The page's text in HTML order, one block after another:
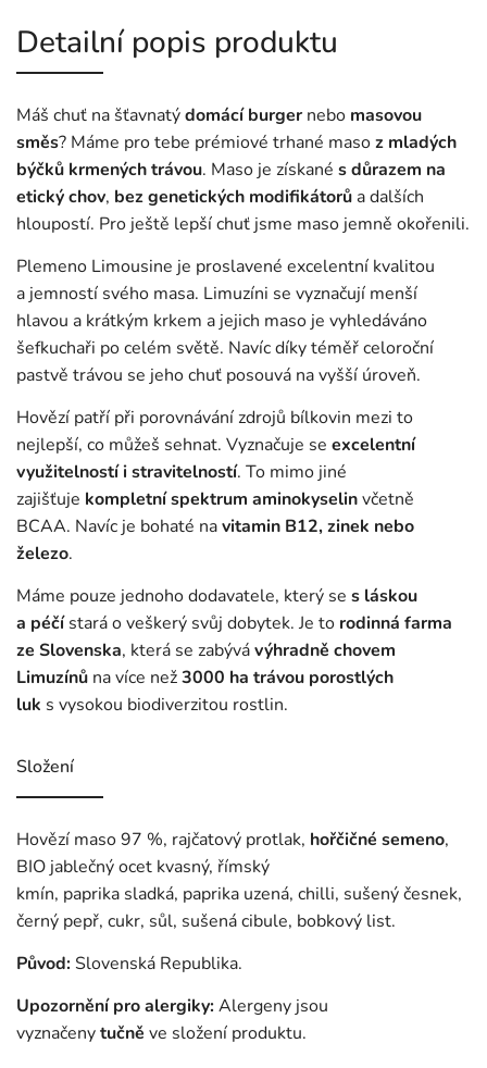
Detailní popis produktu
Máš chuť na šťavnatýdomácí burger nebo masovou
směs? Máme pro tebe prémiové trhané masoz mladých
býčků krmených trávou. Maso je získané s důrazem na
etický chov, bez genetických modifikátorů a dalších
hloupostí. Pro ještě lepší chuť jsme maso jemně okořenili.
Plemeno Limousine je proslavené excelentní kvalitou
a jemností svého masa. Limuzíni se vyznačují menší
hlavou a krátkým krkem a jejich maso je vyhledáváno
šefkuchaři po celém světě. Navíc díky téměř celoroční
pastvě trávou se jeho chuť posouvá na vyšší úroveň.
Hovězí patří při porovnávání zdrojů bílkovin mezi to
nejlepší, co můžeš sehnat. Vyznačuje se excelentní
využitelností i stravitelností. To mimo jiné
zajišťuje kompletní spektrum aminokyselinvčetně
BCAA. Navíc je bohaté navitamin B12, zinek nebo
železo.
Máme pouze jednoho dodavatele, který se s láskou
a péčístará o veškerý svůj dobytek. Je to rodinná farma
ze Slovenska, která se zabývávýhradně chovem
Limuzínů na více než3000 ha trávou porostlých
luk s vysokou biodiverzitou rostlin.
Složení
Hovězí maso 97 %, rajčatový protlak, hořčičné semeno,
BIO jablečný ocet kvasný, římský
kmín, paprika sladká, paprika uzená, chilli, sušený česnek,
černý pepř, cukr, sůl, sušená cibule, bobkový list.
Původ:Slovenská Republika.
Upozornění pro alergiky:Alergeny jsou
vyznačenytučně ve složení produktu.